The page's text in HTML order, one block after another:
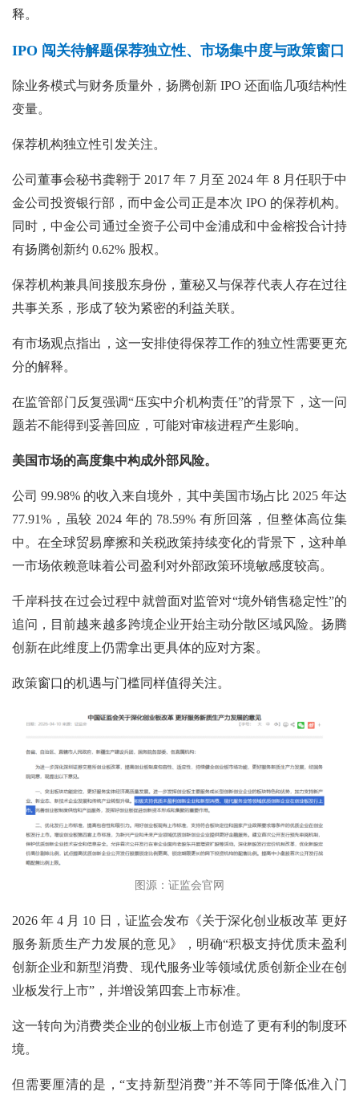
释。
IPO 闯关待解题保荐独立性、 市场集中度与政策窗口
除业务模式与财务质量外，扬腾创新 IPO 还面临几项结构性
变量。
保荐机构独立性引发关注。
公司董事会秘书龚翱于 2017 年 7 月至 2024 年 8 月任职于中
金公司投资银行部，而中金公司正是本次 IPO 的保荐机构。
同时，中金公司通过全资子公司中金浦成和中金榕投合计持
有扬腾创新约 0.62% 股权。
保荐机构兼具间接股东身份，董秘又与保荐代表人存在过往
共事关系，形成了较为紧密的利益关联。
有市场观点指出，这一安排使得保荐工作的独立性需要更充
分的解释。
在监管部门反复强调“压实中介机构责任”的背景下，这一问
题若不能得到妥善回应，可能对审核进程产生影响。
美国市场的高度集中构成外部风险。
公司 99.98% 的收入来自境外，其中美国市场占比 2025 年达
77.91%，虽较 2024 年的 78.59% 有所回落，但整体高位集
中。在全球贸易摩擦和关税政策持续变化的背景下，这种单
一市场依赖意味着公司盈利对外部政策环境敏感度较高。
千岸科技在过会过程中就曾面对监管对“境外销售稳定性”的
追问，目前越来越多跨境企业开始主动分散区域风险。扬腾
创新在此维度上仍需拿出更具体的应对方案。
政策窗口的机遇与门槛同样值得关注。
图源：证监会官网
2026 年 4 月 10 日，证监会发布《关于深化创业板改革 更好
服务新质生产力发展的意见》，明确“积极支持优质未盈利
创新企业和新型消费、现代服务业等领域优质创新企业在创
业板发行上市”，并增设第四套上市标准。
这一转向为消费类企业的创业板上市创造了更有利的制度环
境。
但需要厘清的是，“支持新型消费”并不等同于降低准入门